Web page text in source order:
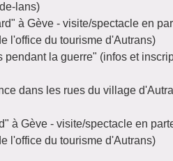
lans)
à Gève - visite/spectacle en
l'office du tourisme d'Autrans)
la guerre" (infos et
dans les rues du village
à Gève - visite/spectacle en
l'office du tourisme d'Autrans)